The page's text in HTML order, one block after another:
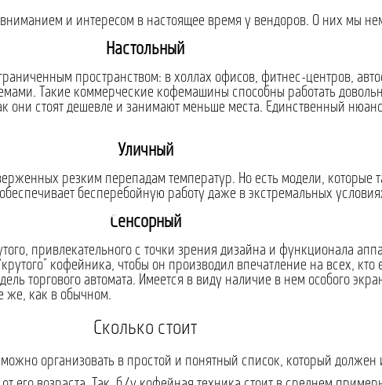
и интересом в настоящее время у вендоров. О них мы
Настольный
пространством: в холлах офисов, фитнес-центров,
Такие коммерческие кофемашины способны работать
они стоят дешевле и занимают меньше места. Единственный
Уличный
резким перепадам температур. Но есть модели, которые
бесперебойную работу даже в экстремальных
Сенсорный
привлекательного с точки зрения дизайна и функционала
кофейника, чтобы он производил впечатление на всех,
торгового автомата. Имеется в виду наличие в нем особого
же, как в обычном.
Сколько стоит
организовать в простой и понятный список, который